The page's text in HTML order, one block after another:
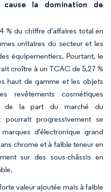
la domination de
% du chiffre d'affaires total en
unitaires du secteur et les
équipementiers. Pourtant, le
croître à un TCAC de 5,27 %
haut de gamme et les objets
revêtements cosmétiques
de la part du marché du
pourrait progressivement se
d'électronique grand
chrome et à faible teneur en
sur des sous-châssis en
valeur ajoutée mais à faible